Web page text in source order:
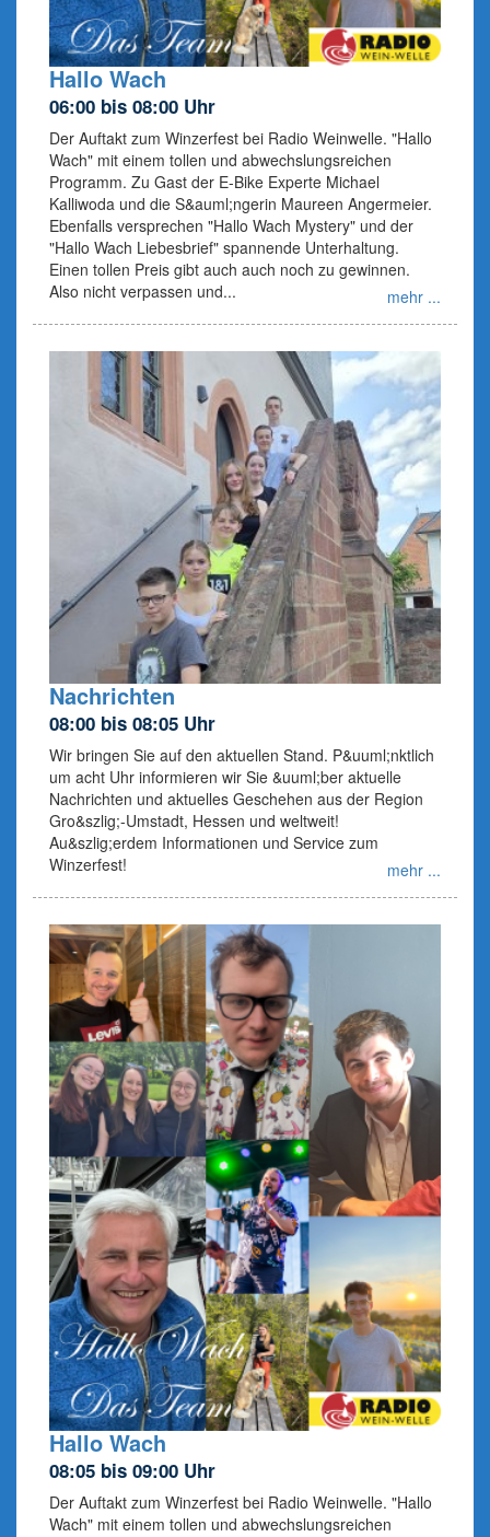
Hallo Wach
06:00 bis 08:00 Uhr
Der Auftakt zum Winzerfest bei Radio Weinwelle. "Hallo
Wach" mit einem tollen und abwechslungsreichen
Programm. Zu Gast der E-Bike Experte Michael
Kalliwoda und die S&auml;ngerin Maureen Angermeier.
Ebenfalls versprechen "Hallo Wach Mystery" und der
"Hallo Wach Liebesbrief" spannende Unterhaltung.
Einen tollen Preis gibt auch auch noch zu gewinnen.
Also nicht verpassen und...
mehr ...
Nachrichten
08:00 bis 08:05 Uhr
Wir bringen Sie auf den aktuellen Stand. P&uuml;nktlich
um acht Uhr informieren wir Sie &uuml;ber aktuelle
Nachrichten und aktuelles Geschehen aus der Region
Gro&szlig;-Umstadt, Hessen und weltweit!
Au&szlig;erdem Informationen und Service zum
Winzerfest!
mehr ...
Hallo Wach
08:05 bis 09:00 Uhr
Der Auftakt zum Winzerfest bei Radio Weinwelle. "Hallo
Wach" mit einem tollen und abwechslungsreichen